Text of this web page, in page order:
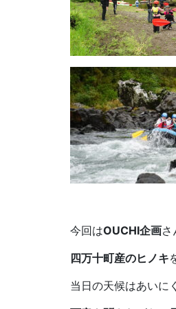
今回はOUCHI企画さ
四万十町産のヒノキ
当日の天候はあいに